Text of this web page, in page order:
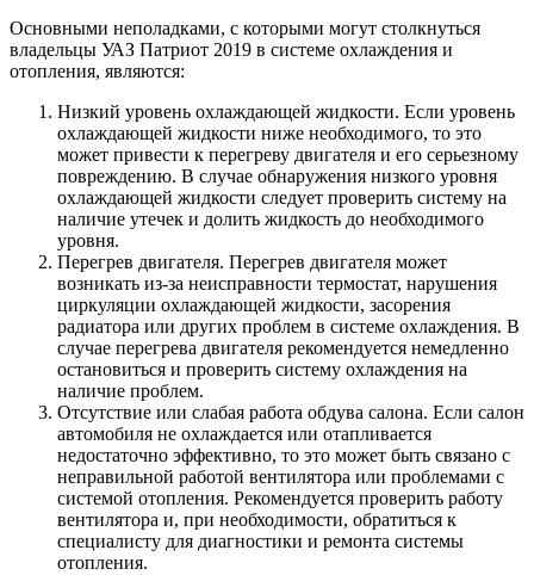
Основными неполадками, с которыми могут столкнуться
владельцы УАЗ Патриот 2019 в системе охлаждения и
отопления, являются:
Низкий уровень охлаждающей жидкости. Если уровень
охлаждающей жидкости ниже необходимого, то это
может привести к перегреву двигателя и его серьезному
повреждению. В случае обнаружения низкого уровня
охлаждающей жидкости следует проверить систему на
наличие утечек и долить жидкость до необходимого
уровня.
Перегрев двигателя. Перегрев двигателя может
возникать из-за неисправности термостат, нарушения
циркуляции охлаждающей жидкости, засорения
радиатора или других проблем в системе охлаждения. В
случае перегрева двигателя рекомендуется немедленно
остановиться и проверить систему охлаждения на
наличие проблем.
Отсутствие или слабая работа обдува салона. Если салон
автомобиля не охлаждается или отапливается
недостаточно эффективно, то это может быть связано с
неправильной работой вентилятора или проблемами с
системой отопления. Рекомендуется проверить работу
вентилятора и, при необходимости, обратиться к
специалисту для диагностики и ремонта системы
отопления.